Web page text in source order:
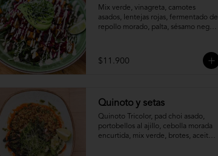
Mix verde, vinagreta, camotes
asados, lentejas rojas, fermentado de
repollo morado, palta, sésamo negro,
$11.900
Quinoto y setas
Quinoto Tricolor, pad choi asado,
portobellos al ajillo, cebolla morada
encurtida, mix verde, brotes, aceite